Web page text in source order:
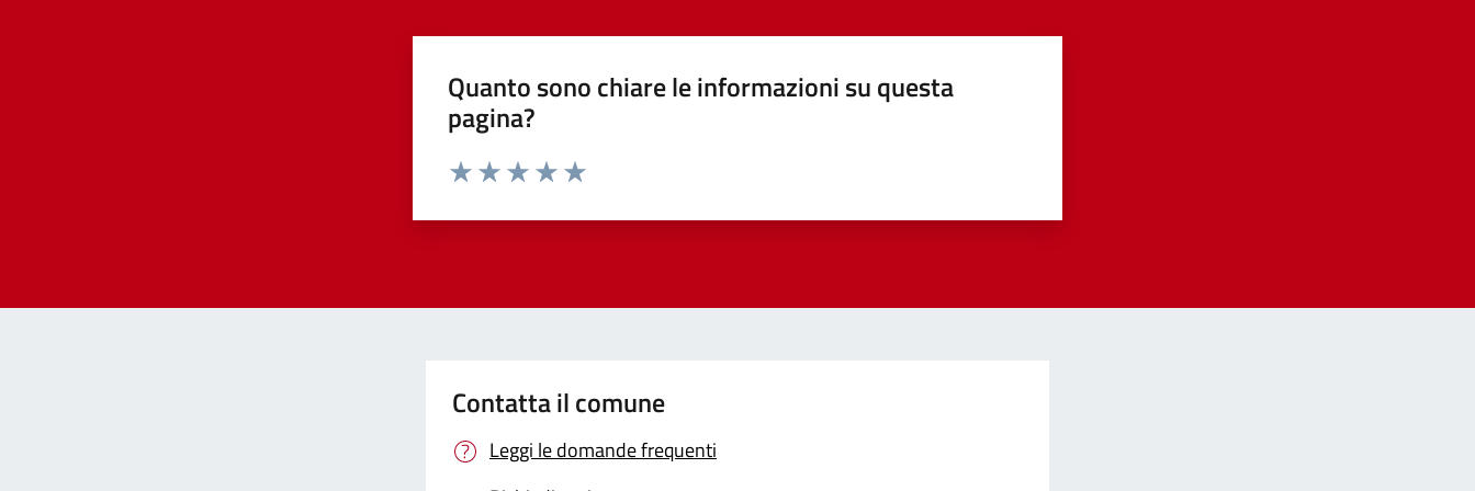
Quanto sono chiare le informazioni su questa
pagina?
Contatta il comune
Leggi le domande frequenti